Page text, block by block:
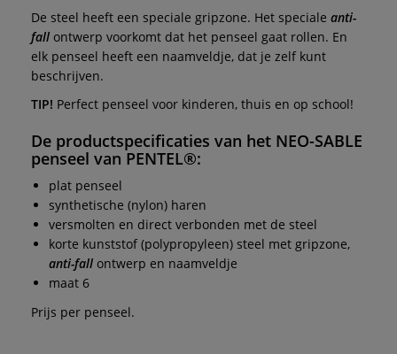
De steel heeft een speciale gripzone. Het speciale anti-
fall ontwerp voorkomt dat het penseel gaat rollen. En
elk penseel heeft een naamveldje, dat je zelf kunt
beschrijven.
TIP! Perfect penseel voor kinderen, thuis en op school!
De productspecificaties van het NEO-SABLE
penseel van PENTEL®:
plat penseel
synthetische (nylon) haren
versmolten en direct verbonden met de steel
korte kunststof (polypropyleen) steel met gripzone,
anti-fall ontwerp en naamveldje
maat 6
Prijs per penseel.